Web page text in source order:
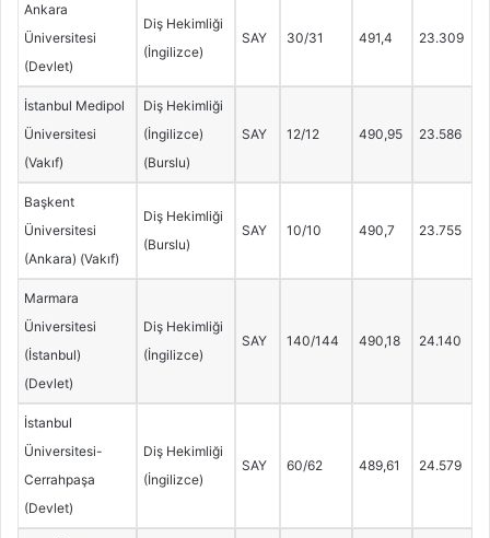
Ankara
Üniversitesi
(Devlet)
Diş Hekimliği
(İngilizce)
SAY 30/31 491,4 23.309
İstanbul Medipol
Üniversitesi
(Vakıf)
Diş Hekimliği
(İngilizce)
(Burslu)
SAY 12/12 490,95 23.586
Başkent
Üniversitesi
(Ankara) (Vakıf)
Diş Hekimliği
(Burslu)
SAY 10/10 490,7 23.755
Marmara
Üniversitesi
(İstanbul)
(Devlet)
Diş Hekimliği
(İngilizce)
SAY 140/144 490,18 24.140
İstanbul
Üniversitesi-
Cerrahpaşa
(Devlet)
Diş Hekimliği
(İngilizce)
SAY 60/62 489,61 24.579